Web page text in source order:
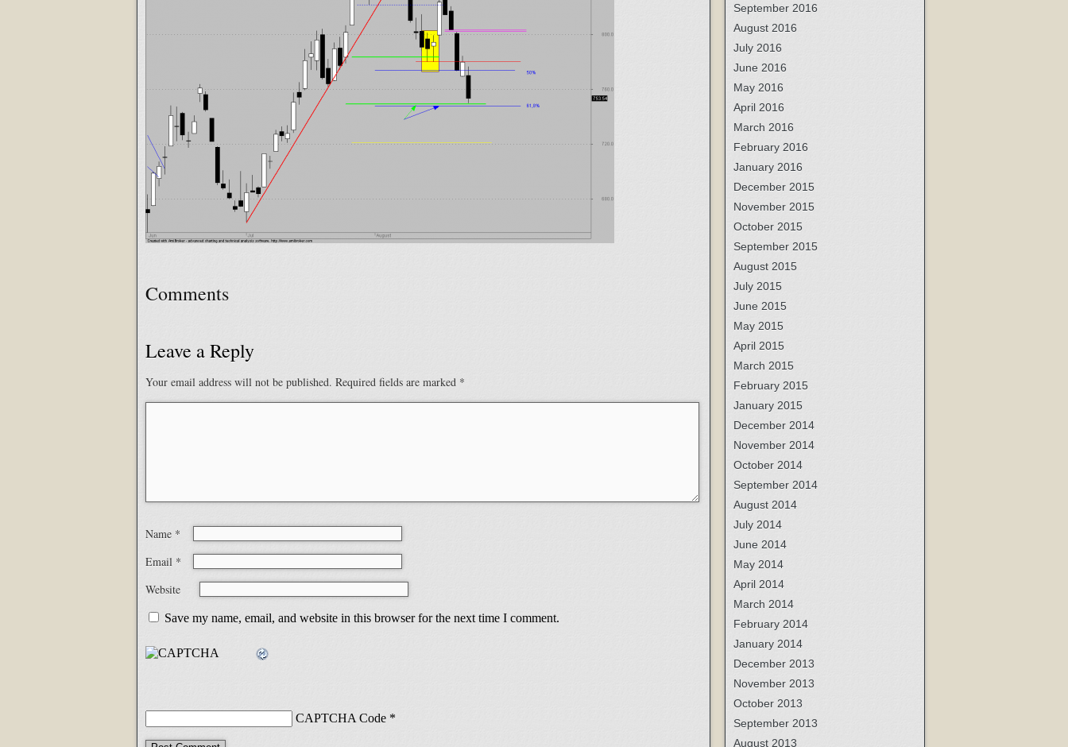
Comments
Leave a Reply
Your email address will not be published. Required fields are marked *
Name *
Email *
Website
Save my name, email, and website in this browser for the next time I comment.
CAPTCHA Code *
September 2016
August 2016
July 2016
June 2016
May 2016
April 2016
March 2016
February 2016
January 2016
December 2015
November 2015
October 2015
September 2015
August 2015
July 2015
June 2015
May 2015
April 2015
March 2015
February 2015
January 2015
December 2014
November 2014
October 2014
September 2014
August 2014
July 2014
June 2014
May 2014
April 2014
March 2014
February 2014
January 2014
December 2013
November 2013
October 2013
September 2013
August 2013